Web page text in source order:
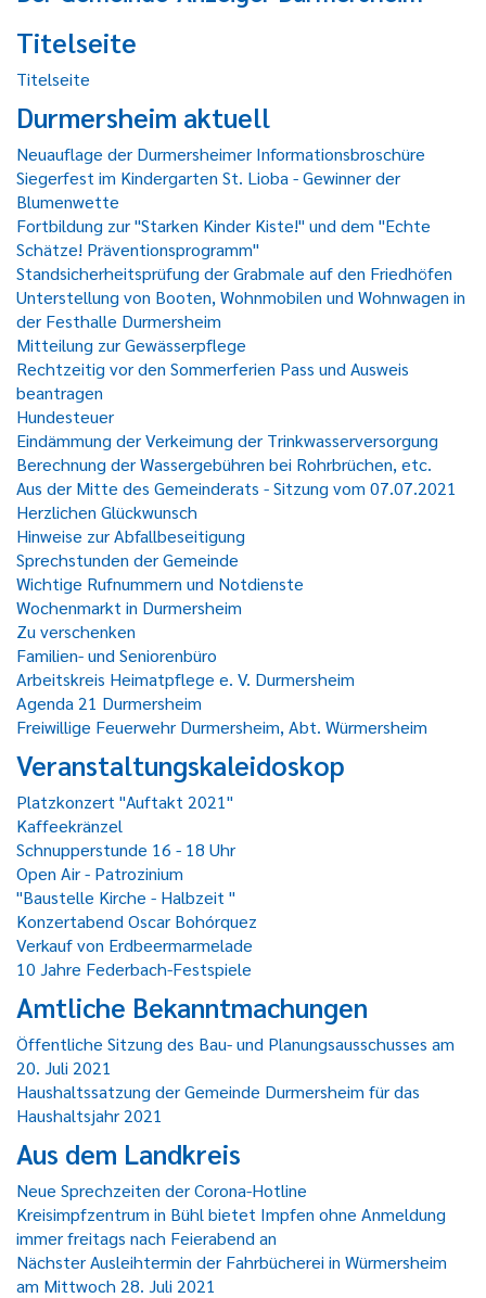
Titelseite
Titelseite
Durmersheim aktuell
Neuauflage der Durmersheimer Informationsbroschüre
Siegerfest im Kindergarten St. Lioba - Gewinner der
Blumenwette
Fortbildung zur "Starken Kinder Kiste!" und dem "Echte
Schätze! Präventionsprogramm"
Standsicherheitsprüfung der Grabmale auf den Friedhöfen
Unterstellung von Booten, Wohnmobilen und Wohnwagen in
der Festhalle Durmersheim
Mitteilung zur Gewässerpflege
Rechtzeitig vor den Sommerferien Pass und Ausweis
beantragen
Hundesteuer
Eindämmung der Verkeimung der Trinkwasserversorgung
Berechnung der Wassergebühren bei Rohrbrüchen, etc.
Aus der Mitte des Gemeinderats - Sitzung vom 07.07.2021
Herzlichen Glückwunsch
Hinweise zur Abfallbeseitigung
Sprechstunden der Gemeinde
Wichtige Rufnummern und Notdienste
Wochenmarkt in Durmersheim
Zu verschenken
Familien- und Seniorenbüro
Arbeitskreis Heimatpflege e. V. Durmersheim
Agenda 21 Durmersheim
Freiwillige Feuerwehr Durmersheim, Abt. Würmersheim
Veranstaltungskaleidoskop
Platzkonzert "Auftakt 2021"
Kaffeekränzel
Schnupperstunde 16 - 18 Uhr
Open Air - Patrozinium
"Baustelle Kirche - Halbzeit "
Konzertabend Oscar Bohórquez
Verkauf von Erdbeermarmelade
10 Jahre Federbach-Festspiele
Amtliche Bekanntmachungen
Öffentliche Sitzung des Bau- und Planungsausschusses am
20. Juli 2021
Haushaltssatzung der Gemeinde Durmersheim für das
Haushaltsjahr 2021
Aus dem Landkreis
Neue Sprechzeiten der Corona-Hotline
Kreisimpfzentrum in Bühl bietet Impfen ohne Anmeldung
immer freitags nach Feierabend an
Nächster Ausleihtermin der Fahrbücherei in Würmersheim
am Mittwoch 28. Juli 2021